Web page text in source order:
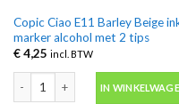
Copic Ciao E11 Barley Beige
marker alcohol met 2 tips
€4,25 incl. BTW
Copic Ciao E11 Barley Beige
IN